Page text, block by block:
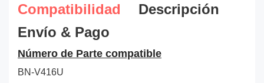
Compatibilidad
Descripción
Envío & Pago
Número de Parte compatible
BN-V416U